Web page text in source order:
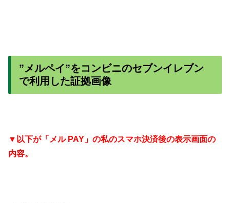
”メルペイ”をコンビニのセブンイレブン
で利用した証拠画像
▼ 以下が「メル PAY」の私のスマホ決済後の表示画面の
内容。